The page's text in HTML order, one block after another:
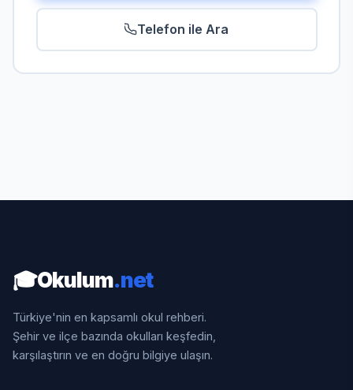
Telefon ile Ara
🎓Okulum.net
Türkiye'nin en kapsamlı okul rehberi.
Şehir ve ilçe bazında okulları keşfedin,
karşılaştırın ve en doğru bilgiye ulaşın.